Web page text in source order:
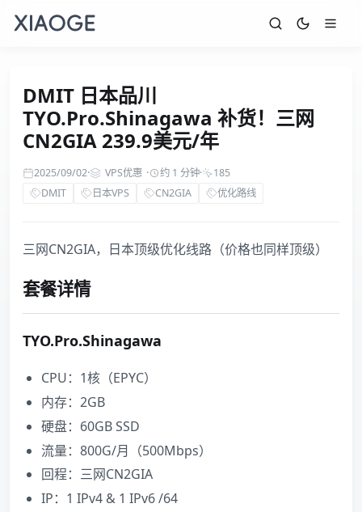
DMIT 日本品川
TYO.Pro.Shinagawa 补货！三网
CN2GIA 239.9美元/年
2025/09/02· VPS优惠 · 约 1 分钟·
185
DMIT
日本VPS CN2GIA 优化路线
三网CN2GIA，日本顶级优化线路（价格也同样顶级）
套餐详情
TYO.Pro.Shinagawa
CPU：1核（EPYC）
内存：2GB
硬盘：60GB SSD
流量：800G/月（500Mbps）
回程：三网CN2GIA
IP：1 IPv4 & 1 IPv6 /64